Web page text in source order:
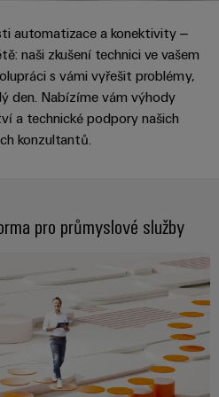
automatizace a konektivity –
naši zkušení technici ve vašem
s vámi vyřešit problémy,
den. Nabízíme vám výhody
a technické podpory našich
konzultantů.
pro průmyslové služby